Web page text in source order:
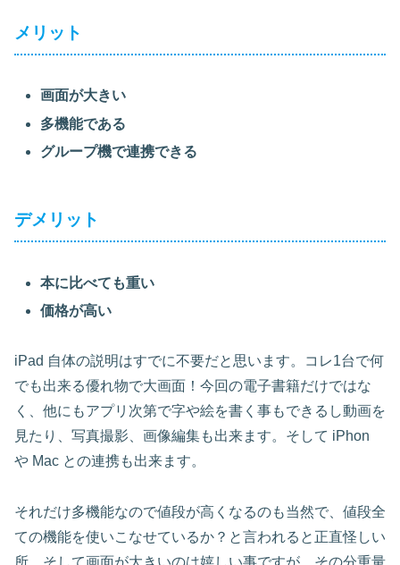
メリット
画面が大きい
多機能である
グループ機で連携できる
デメリット
本に比べても重い
価格が高い
iPad 自体の説明はすでに不要だと思います。コレ1台で何
でも出来る優れ物で大画面！今回の電子書籍だけではな
く、他にもアプリ次第で字や絵を書く事もできるし動画を
見たり、写真撮影、画像編集も出来ます。そして iPhon
や Mac との連携も出来ます。
それだけ多機能なので値段が高くなるのも当然で、値段全
ての機能を使いこなせているか？と言われると正直怪しい